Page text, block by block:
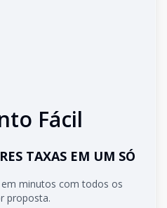
Fácil
TAXAS EM UM SÓ
minutos com todos os
proposta.